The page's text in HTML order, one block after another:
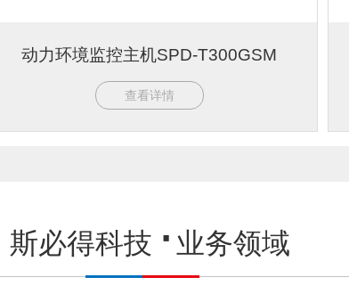
动力环境监控主机SPD-T300GSM
查看详情
斯必得科技 业务领域